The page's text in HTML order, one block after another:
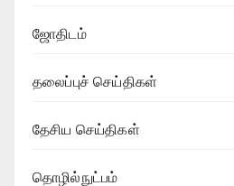
ஜோதிடம்
தலைப்புச் செய்திகள்
தேசிய செய்திகள்
தொழில்நுட்பம்